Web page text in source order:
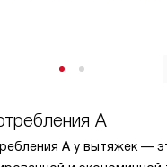
A
A у вытяжек —